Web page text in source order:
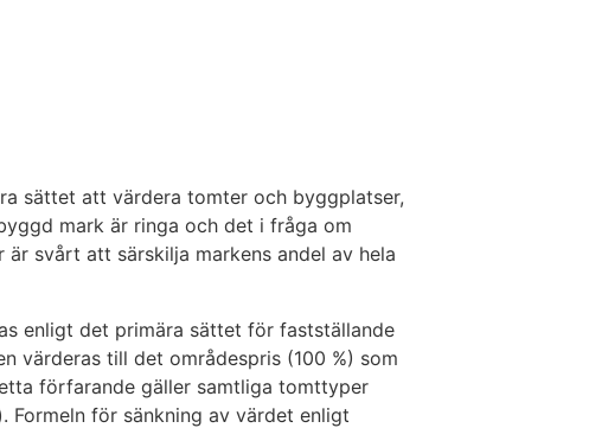
sättet att värdera tomter och byggplatser,
mark är ringa och det i fråga om
svårt att särskilja markens andel av hela
enligt det primära sättet för fastställande
värderas till det områdespris (100 %) som
förfarande gäller samtliga tomttyper
för sänkning av värdet enligt